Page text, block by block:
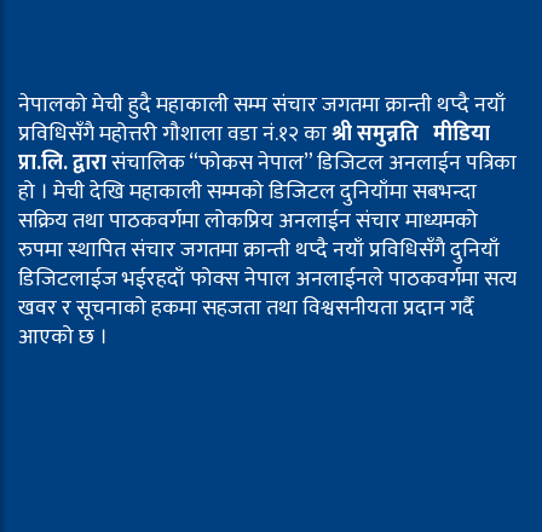
नेपालको मेची हुदै महाकाली सम्म संचार जगतमा क्रान्ती थप्दै नयाँ
प्रविधिसँगै महोत्तरी गौशाला वडा नं.१२ काश्री समुन्नति मीडिया
प्रा.लि. द्वारासंचालिक “फोकस नेपाल” डिजिटल अनलाईन पत्रिका
हो । मेची देखि महाकाली सम्मको डिजिटल दुनियाँमा सबभन्दा
सक्रिय तथा पाठकवर्गमा लोकप्रिय अनलाईन संचार माध्यमको
रुपमा स्थापित संचार जगतमा क्रान्ती थप्दै नयाँ प्रविधिसँगै दुनियाँ
डिजिटलाईज भईरहदाँ फोक्स नेपाल अनलाईनले पाठकवर्गमा सत्य
खवर र सूचनाको हकमा सहजता तथा विश्वसनीयता प्रदान गर्दै
आएको छ ।